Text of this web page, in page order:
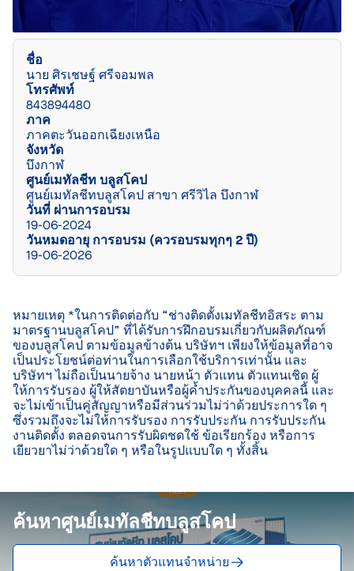
ชื่อ
นาย ศิรเชษฐ์ ศรีจอมพล
โทรศัพท์
843894480
ภาค
ภาคตะวันออกเฉียงเหนือ
จังหวัด
บึงกาฬ
ศูนย์เมทัลชีท บลูสโคป
ศูนย์เมทัลชีทบลูสโคป สาขา ศรีวิไล บึงกาฬ
วันที่ ผ่านการอบรม
19-06-2024
วันหมดอายุ การอบรม (ควรอบรมทุกๆ 2 ปี)
19-06-2026
หมายเหตุ *ในการติดต่อกับ “ช่างติดตั้งเมทัลชีทอิสระ ตาม
มาตรฐานบลูสโคป” ที่ได้รับการฝึกอบรมเกี่ยวกับผลิตภัณฑ์
ของบลูสโคป ตามข้อมูลข้างต้น บริษัทฯ เพียงให้ข้อมูลที่อาจ
เป็นประโยชน์ต่อท่านในการเลือกใช้บริการเท่านั้น และ
บริษัทฯ ไม่ถือเป็นนายจ้าง นายหน้า ตัวแทน ตัวแทนเชิด ผู้
ให้การรับรอง ผู้ให้สัตยาบันหรือผู้ค้ำประกันของบุคคลนี้ และ
จะไม่เข้าเป็นคู่สัญญาหรือมีส่วนร่วมไม่ว่าด้วยประการใด ๆ
ซึ่งรวมถึงจะไม่ให้การรับรอง การรับประกัน การรับประกัน
งานติดตั้ง ตลอดจนการรับผิดชดใช้ ข้อเรียกร้อง หรือการ
เยียวยาไม่ว่าด้วยใด ๆ หรือในรูปแบบใด ๆ ทั้งสิ้น
ค้นหาศูนย์เมทัลชีทบลูสโคป
ค้นหาตัวแทนจำหน่าย